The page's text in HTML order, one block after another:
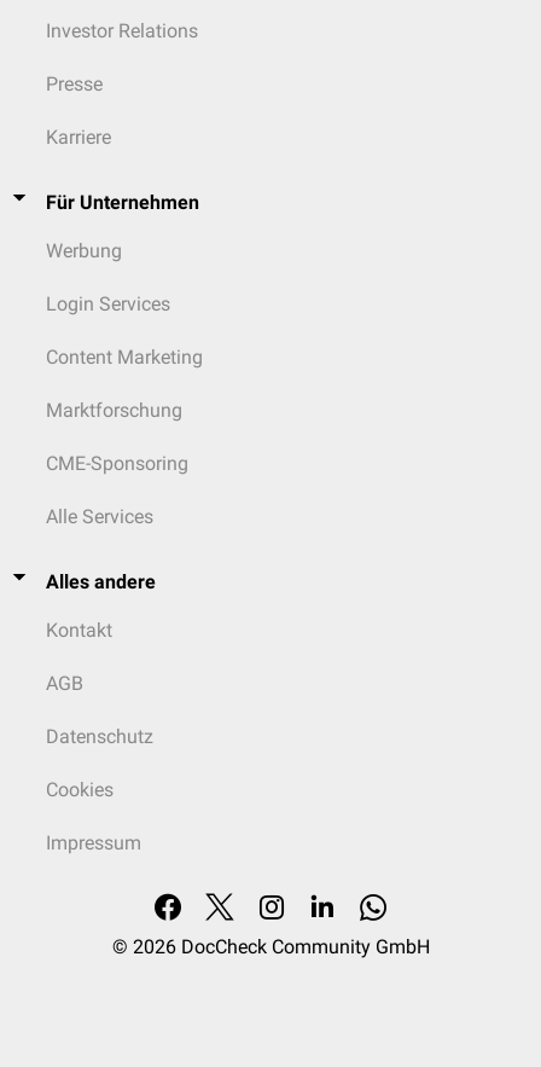
Investor Relations
Presse
Karriere
Für Unternehmen
Werbung
Login Services
Content Marketing
Marktforschung
CME-Sponsoring
Alle Services
Alles andere
Kontakt
AGB
Datenschutz
Cookies
Impressum
© 2026 DocCheck Community GmbH